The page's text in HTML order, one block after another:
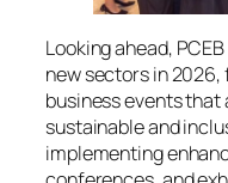
Looking ahead,
new sectors in
business events that
sustainable and
implementing